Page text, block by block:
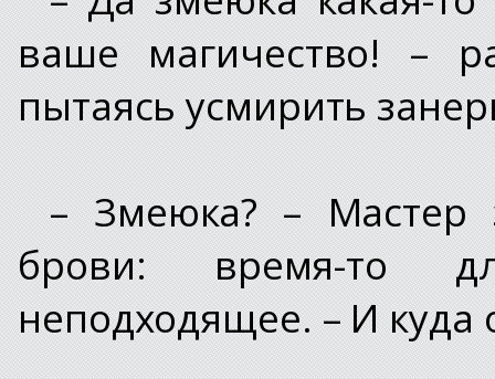
ваше магичество! –
пытаясь усмирить
– Змеюка? – Мастер
брови: время-то
неподходящее. – И куда